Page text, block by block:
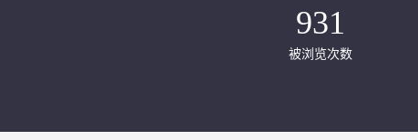
931
被浏览次数